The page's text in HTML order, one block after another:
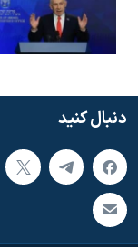
دنبال کنید